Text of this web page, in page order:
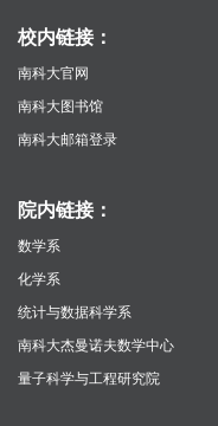
校内链接：
南科大官网
南科大图书馆
南科大邮箱登录
院内链接：
数学系
化学系
统计与数据科学系
南科大杰曼诺夫数学中心
量子科学与工程研究院